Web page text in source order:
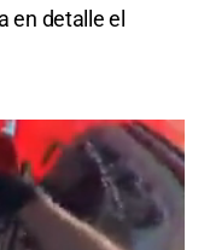
en detalle el